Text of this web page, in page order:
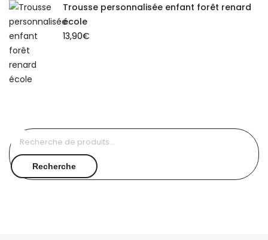
Trousse personnalisée enfant forêt renard
école
13,90€
Recherche